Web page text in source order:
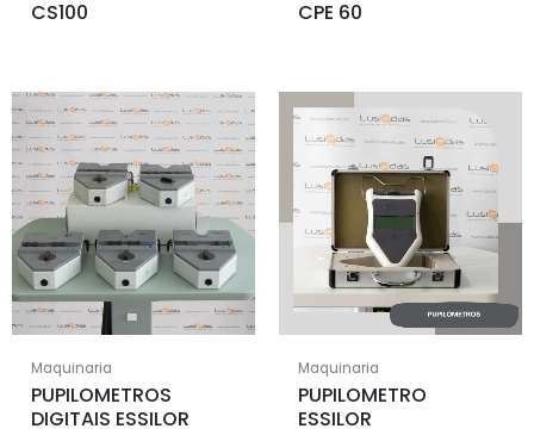
CS100
CPE 60
Maquinaria
PUPILOMETROS
DIGITAIS ESSILOR
Maquinaria
PUPILOMETRO
ESSILOR